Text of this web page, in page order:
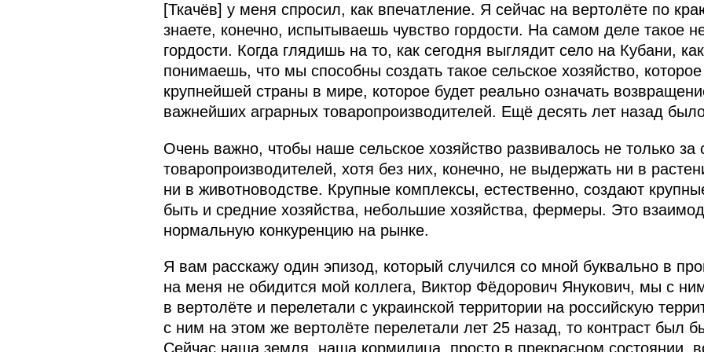
[Ткачёв] у меня спросил, как впечатление. Я сейчас на вертолёте по
знаете, конечно, испытываешь чувство гордости. На самом деле такое
гордости. Когда глядишь на то, как сегодня выглядит село на Кубани,
понимаешь, что мы способны создать такое сельское хозяйство,
крупнейшей страны в мире, которое будет реально означать
важнейших аграрных товаропроизводителей. Ещё десять лет назад
Очень важно, чтобы наше сельское хозяйство развивалось не только за
товаропроизводителей, хотя без них, конечно, не выдержать ни в
ни в животноводстве. Крупные комплексы, естественно, создают
быть и средние хозяйства, небольшие хозяйства, фермеры. Это
нормальную конкуренцию на рынке.
Я вам расскажу один эпизод, который случился со мной буквально в
на меня не обидится мой коллега, Виктор Фёдорович Янукович, мы с
в вертолёте и перелетали с украинской территории на российскую
с ним на этом же вертолёте перелетали лет 25 назад, то контраст был
Сейчас наша земля, наша кормилица, просто в прекрасном состоянии,